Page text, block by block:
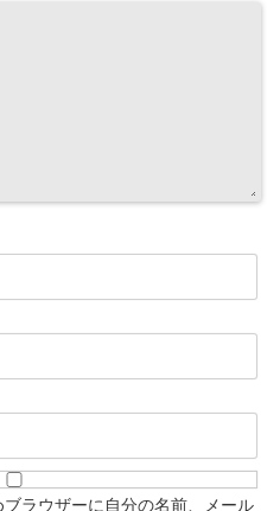
ラウザーに自分の名前、メール